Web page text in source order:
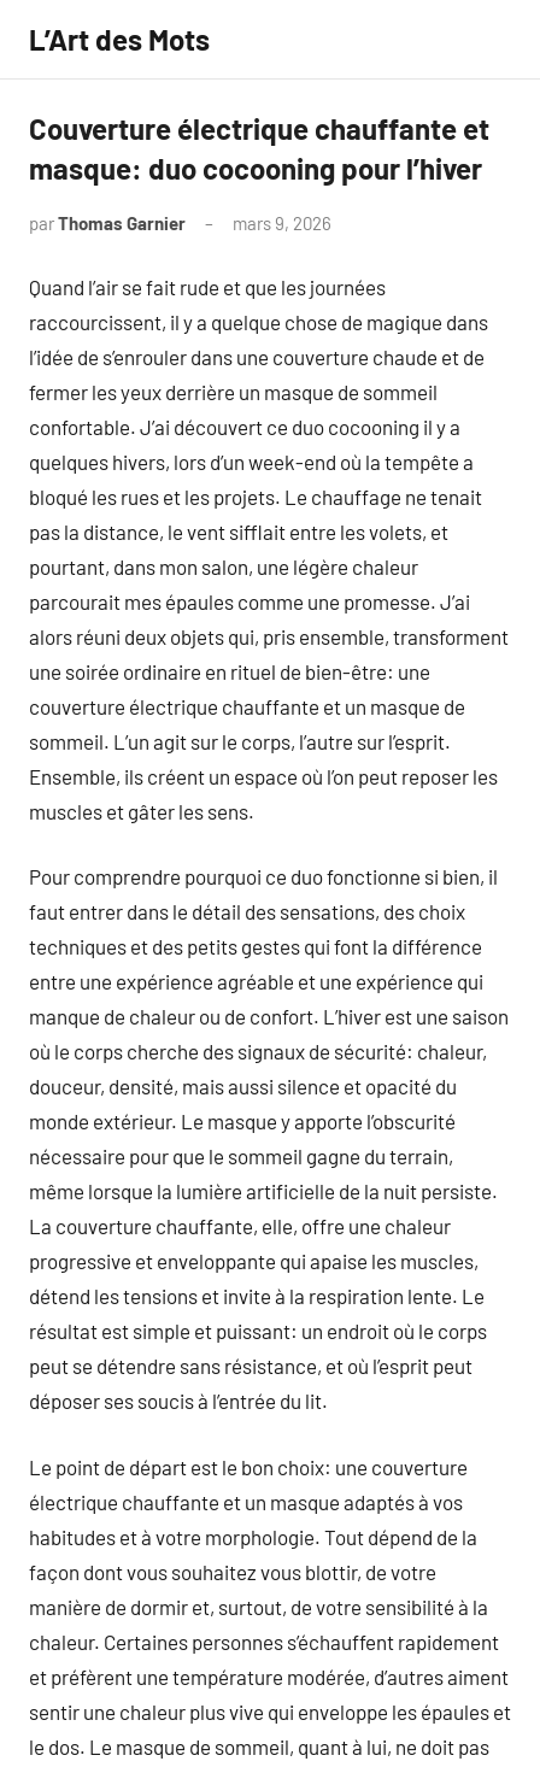
contenu
L’Art des Mots
Couverture électrique chauffante et
masque: duo cocooning pour l’hiver
parThomas Garnier mars 9, 2026
Quand l’air se fait rude et que les journées
raccourcissent, il y a quelque chose de magique dans
l’idée de s’enrouler dans une couverture chaude et de
fermer les yeux derrière un masque de sommeil
confortable. J’ai découvert ce duo cocooning il y a
quelques hivers, lors d’un week-end où la tempête a
bloqué les rues et les projets. Le chauffage ne tenait
pas la distance, le vent sifflait entre les volets, et
pourtant, dans mon salon, une légère chaleur
parcourait mes épaules comme une promesse. J’ai
alors réuni deux objets qui, pris ensemble, transforment
une soirée ordinaire en rituel de bien-être: une
couverture électrique chauffante et un masque de
sommeil. L’un agit sur le corps, l’autre sur l’esprit.
Ensemble, ils créent un espace où l’on peut reposer les
muscles et gâter les sens.
Pour comprendre pourquoi ce duo fonctionne si bien, il
faut entrer dans le détail des sensations, des choix
techniques et des petits gestes qui font la différence
entre une expérience agréable et une expérience qui
manque de chaleur ou de confort. L’hiver est une saison
où le corps cherche des signaux de sécurité: chaleur,
douceur, densité, mais aussi silence et opacité du
monde extérieur. Le masque y apporte l’obscurité
nécessaire pour que le sommeil gagne du terrain,
même lorsque la lumière artificielle de la nuit persiste.
La couverture chauffante, elle, offre une chaleur
progressive et enveloppante qui apaise les muscles,
détend les tensions et invite à la respiration lente. Le
résultat est simple et puissant: un endroit où le corps
peut se détendre sans résistance, et où l’esprit peut
déposer ses soucis à l’entrée du lit.
Le point de départ est le bon choix: une couverture
électrique chauffante et un masque adaptés à vos
habitudes et à votre morphologie. Tout dépend de la
façon dont vous souhaitez vous blottir, de votre
manière de dormir et, surtout, de votre sensibilité à la
chaleur. Certaines personnes s’échauffent rapidement
et préfèrent une température modérée, d’autres aiment
sentir une chaleur plus vive qui enveloppe les épaules et
le dos. Le masque de sommeil, quant à lui, ne doit pas